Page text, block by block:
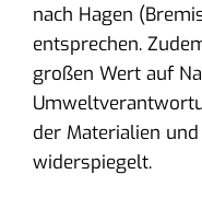
nach Hagen
entsprechen.
großen Wert auf
der Materialien
widerspiegelt.